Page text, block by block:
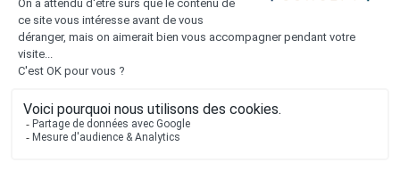
Nous contacter
Alertes offres